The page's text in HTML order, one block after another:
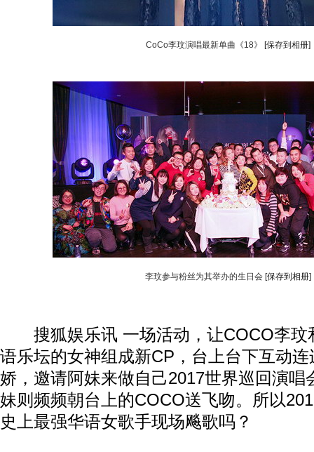
CoCo李玟演唱最新单曲《18》 [保存到相册]
李玟参与粉丝为其举办的生日会 [保存到相册]
搜狐娱乐讯 一场活动，让COCO李玟
语乐坛的女神组成新CP，台上台下互动
娇，邀请阿妹来做自己2017世界巡回演唱
妹则频频朝台上的COCO送飞吻。所以
史上最强华语女歌手现场飚歌吗？